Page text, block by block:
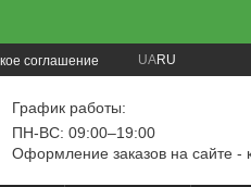
соглашение UARU
График работы:
ПН-ВС: 09:00–19:00
Оформление заказов на сайте -